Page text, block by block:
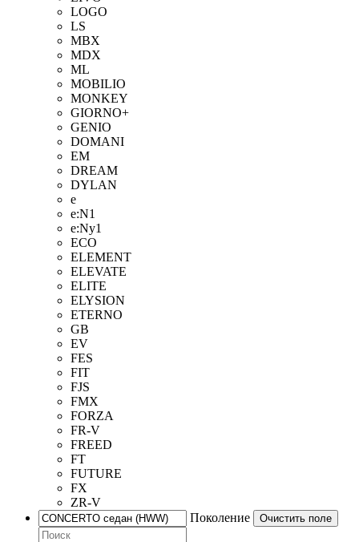
LOGO
LS
MBX
MDX
ML
MOBILIO
MONKEY
GIORNO+
GENIO
DOMANI
EM
DREAM
DYLAN
e
e:N1
e:Ny1
ECO
ELEMENT
ELEVATE
ELITE
ELYSION
ETERNO
GB
EV
FES
FIT
FJS
FMX
FORZA
FR-V
FREED
FT
FUTURE
FX
ZR-V
Поколение
Очистить поле